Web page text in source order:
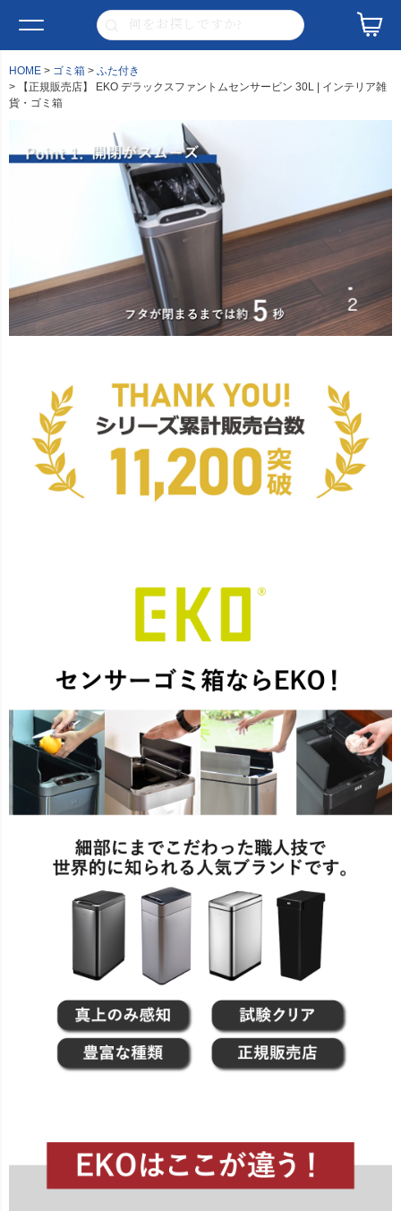
HOME ゴミ箱
ふた付き
【正規販売店】 EKO デラックスファントムセンサービン 30L | インテリア雑
貨・ゴミ箱